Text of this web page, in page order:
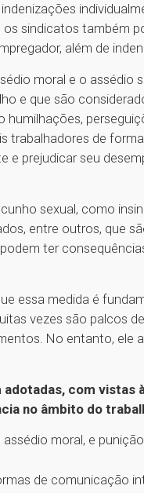
sindicatos também
além de
moral e o assédio
e que são
trabalhadores de
e prejudicar seu
sexual, como
entre outros, que
ter
essa medida é
vezes são palcos
No entanto, ele
com vistas
no âmbito do
moral, e
de comunicação